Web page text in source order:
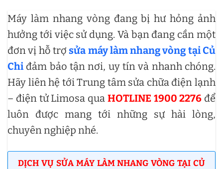
Máy làm nhang vòng đang bị hư hỏng ảnh
hưởng tới việc sử dụng. Và bạn đang cần một
đơn vị hỗ trợsửa máy làm nhang vòng tại Củ
Chi đảm bảo tận nơi, uy tín và nhanh chóng.
Hãy liên hệ tới Trung tâm sửa chữa điện lạnh
– điện tử Limosa qua HOTLINE 1900 2276 để
luôn được mang tới những sự hài lòng,
chuyên nghiệp nhé.
DỊCH VỤ SỬA MÁY LÀM NHANG VÒNG TẠI CỦ